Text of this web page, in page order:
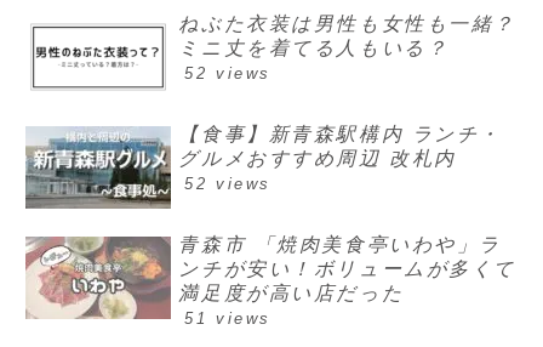
ねぶた衣装は男性も女性も一緒？
ミニ丈を着てる人もいる？
52 views
【食事】新青森駅構内 ランチ・
グルメおすすめ周辺 改札内
52 views
青森市 「焼肉美食亭いわや」ラ
ンチが安い！ボリュームが多くて
満足度が高い店だった
51 views